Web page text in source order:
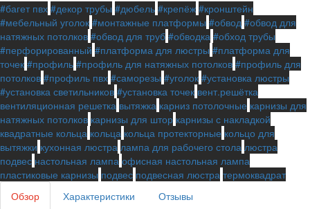
#багет пвх #декор трубы #дюбель #крепёж #кронштейн
#мебельный уголок #монтажные платформы #обвод #обвод для
натяжных потолков #обвод для труб #обводка #обход трубы
#перфорированный #платформа для люстры #платформа для
точек #профиль #профиль для натяжных потолков #профиль для
потолков #профиль пвх #саморезы #уголок #установка люстры
#установка светильников #установка точек вент.решётка
вентиляционная решетка вытяжка карниз потолочные карнизы для
натяжных потолков карнизы для штор карнизы с накладкой
квадратные кольца кольца кольца протекторные кольцо для
вытяжки кухонная люстра лампа для рабочего стола люстра
подвес настольная лампа офисная настольная лампа
пластиковые карнизы подвес подвесная люстра термоквадрат
Обзор
Характеристики
Отзывы